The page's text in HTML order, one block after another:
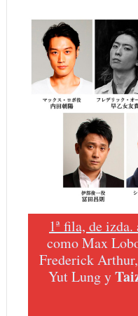
1ª fila, de izda.
como Max
Frederick Arthur,
Yut Lung y